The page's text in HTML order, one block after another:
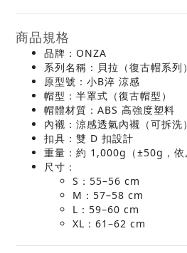
商品規格
品牌：ONZA
系列名稱：貝拉（復古帽系列）
原型號：小B淬 涼感
帽型：半罩式（復古帽型）
帽體材質：ABS 高強度塑料
內襯：涼感透氣內襯（可拆洗）
扣具：雙 D 扣設計
重量：約 1,000g（±50g，依
尺寸：
S：55–56 cm
M：57–58 cm
L：59–60 cm
XL：61–62 cm